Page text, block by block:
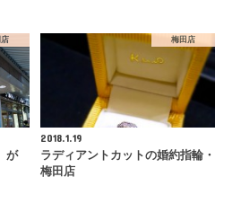
が
梅田店
2018.1.19
ラディアントカットの婚約指輪・
梅田店